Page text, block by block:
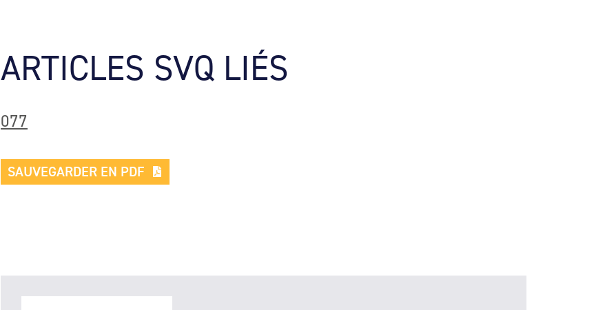
ARTICLES SVQ LIÉS
077
SAUVEGARDER EN PDF